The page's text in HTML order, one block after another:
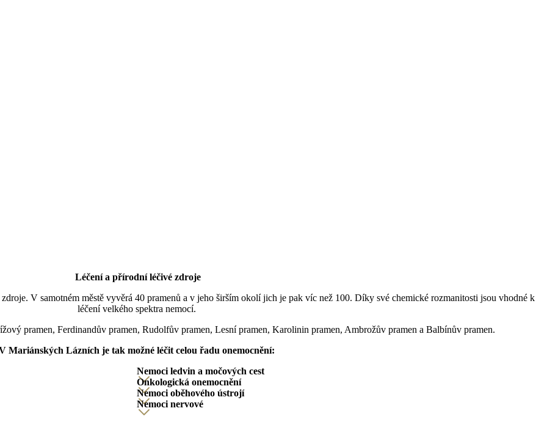
Léčení a přírodní léčivé zdroje
V samotném městě vyvěrá 40 pramenů a v jeho širším okolí jich je pak víc než 100. Díky své chemické rozmanitosti jsou vhodné k
léčení velkého spektra nemocí.
pramen, Ferdinandův pramen, Rudolfův pramen, Lesní pramen, Karolinin pramen, Ambrožův pramen a Balbínův pramen.
Mariánských Lázních je tak možné léčit celou řadu onemocnění:
Nemoci ledvin a močových cest
Onkologická onemocnění
Nemoci oběhového ústrojí
Nemoci nervové